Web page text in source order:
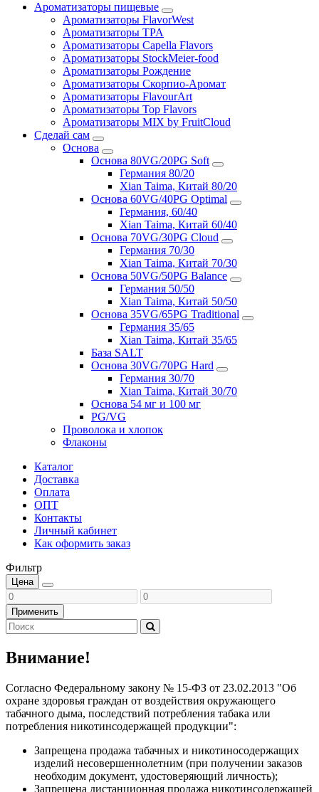
Ароматизаторы пищевые
Ароматизаторы FlavorWest
Ароматизаторы TPA
Ароматизаторы Capella Flavors
Ароматизаторы StockMeier-food
Ароматизаторы Рождение
Ароматизаторы Скорпио-Аромат
Ароматизаторы FlavourArt
Ароматизаторы Top Flavors
Ароматизаторы MIX by FruitCloud
Сделай сам
Основа
Основа 80VG/20PG Soft
Германия 80/20
Xian Taima, Китай 80/20
Основа 60VG/40PG Optimal
Германия, 60/40
Xian Taima, Китай 60/40
Основа 70VG/30PG Cloud
Германия 70/30
Xian Taima, Китай 70/30
Основа 50VG/50PG Balance
Германия 50/50
Xian Taima, Китай 50/50
Основа 35VG/65PG Traditional
Германия 35/65
Xian Taima, Китай 35/65
База SALT
Основа 30VG/70PG Hard
Германия 30/70
Xian Taima, Китай 30/70
Основа 54 мг и 100 мг
PG/VG
Проволока и хлопок
Флаконы
Каталог
Доставка
Оплата
ОПТ
Контакты
Личный кабинет
Как оформить заказ
Фильтр
Цена
Применить
Внимание!
Согласно Федеральному закону № 15-ФЗ от 23.02.2013 "Об
охране здоровья граждан от воздействия окружающего
табачного дыма, последствий потребления табака или
потребления никотинсодержащей продукции":
Запрещена продажа табачных и никотиносодержащих
изделий несовершеннолетним (при получении заказов
необходим документ, удостоверяющий личность);
Запрещена дистанционная продажа никотинсодержащей